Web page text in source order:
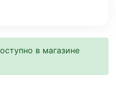
км, д.7А, а.д. Балтия,
А, 1 этаж в магазине